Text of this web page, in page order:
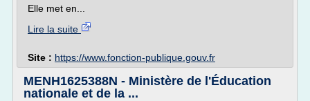
Elle met en...
Lire la suite
Site : https://www.fonction-publique.gouv.fr
MENH1625388N - Ministère de l'Éducation
nationale et de la ...